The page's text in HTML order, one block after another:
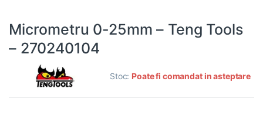
Micrometru 0-25mm – Teng Tools
– 270240104
Stoc: Poate fi comandat in asteptare